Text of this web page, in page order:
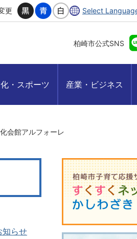
更 Select
柏崎市公式SNS
・スポーツ 産業・ビジネス
会館アルフォーレ
知らせ